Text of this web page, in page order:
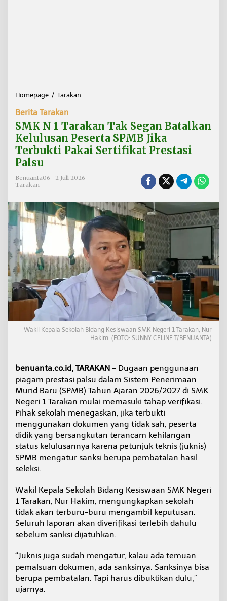
Homepage / Tarakan
N
1
T
a
k
T
k
S
e
g
a
n
B
k
a
l
u
l
u
s
a
n
P
e
s
e
a
S
P
M
B
J
a
T
e
Berita Tarakan
SMK N 1 Tarakan Tak Segan Batalkan
Kelulusan Peserta SPMB Jika
Terbukti Pakai Sertifikat Prestasi
Palsu
Benuanta06
2 Juli 2026
Tarakan
Wakil Kepala Sekolah Bidang Kesiswaan SMK Negeri 1 Tarakan, Nur
Hakim. (FOTO: SUNNY CELINE T/BENUANTA)
benuanta.co.id, TARAKAN – Dugaan penggunaan
piagam prestasi palsu dalam Sistem Penerimaan
Murid Baru (SPMB) Tahun Ajaran 2026/2027 di SMK
Negeri 1 Tarakan mulai memasuki tahap verifikasi.
Pihak sekolah menegaskan, jika terbukti
menggunakan dokumen yang tidak sah, peserta
didik yang bersangkutan terancam kehilangan
status kelulusannya karena petunjuk teknis (juknis)
SPMB mengatur sanksi berupa pembatalan hasil
seleksi.
Wakil Kepala Sekolah Bidang Kesiswaan SMK Negeri
1 Tarakan, Nur Hakim, mengungkapkan sekolah
tidak akan terburu-buru mengambil keputusan.
Seluruh laporan akan diverifikasi terlebih dahulu
sebelum sanksi dijatuhkan.
“Juknis juga sudah mengatur, kalau ada temuan
pemalsuan dokumen, ada sanksinya. Sanksinya bisa
berupa pembatalan. Tapi harus dibuktikan dulu,”
ujarnya.